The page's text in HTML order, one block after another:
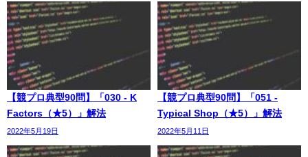
【競プロ典型90問】「030 - K
Factors（★5）」解法
2022年5月19日
【競プロ典型90問】「051 -
Typical Shop（★5）」解法
2022年5月11日